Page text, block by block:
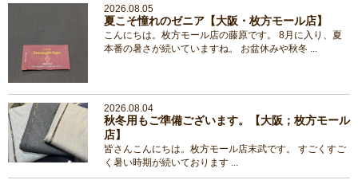
2026.08.05
夏こそ憧れのゼニア【大阪・枚方モール店】
こんにちは。枚方モール店の藤原です。 8月に入り、夏
本番の暑さが続いていますね。 お盆休みや秋冬 ...
2026.08.04
秋冬用もご準備ございます。【大阪；枚方モール
店】
皆さんこんにちは。枚方モール店末武です。 すごくすご
く暑い時期が続いております ...